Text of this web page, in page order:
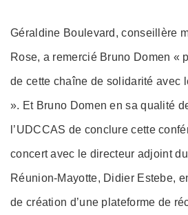
Géraldine Boulevard, conseillère
Rose, a remercié Bruno Domen «
de cette chaîne de solidarité avec
». Et Bruno Domen en sa qualité
l’UDCCAS de conclure cette
concert avec le directeur adjoint
Réunion-Mayotte, Didier Estebe,
de création d’une plateforme de